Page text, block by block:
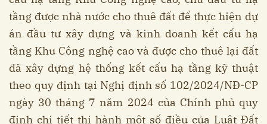
tầng được nhà nước cho thuê đất để thực hiện dự
án đầu tư xây dựng và kinh doanh kết cấu hạ
tầng Khu Công nghệ cao và được cho thuê lại đất
đã xây dựng hệ thống kết cấu hạ tầng kỹ thuật
theo quy định tại Nghị định số 102/2024/NĐ-CP
ngày 30 tháng 7 năm 2024 của Chính phủ quy
định chi tiết thi hành một số điều của Luật Đất